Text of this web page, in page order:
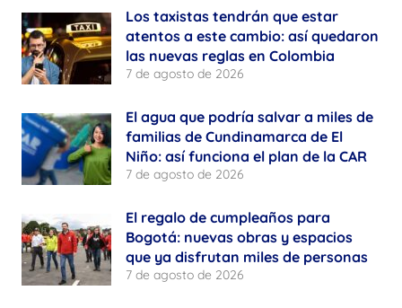
Los taxistas tendrán que estar
atentos a este cambio: así quedaron
las nuevas reglas en Colombia
7 de agosto de 2026
El agua que podría salvar a miles de
familias de Cundinamarca de El
Niño: así funciona el plan de la CAR
7 de agosto de 2026
El regalo de cumpleaños para
Bogotá: nuevas obras y espacios
que ya disfrutan miles de personas
7 de agosto de 2026